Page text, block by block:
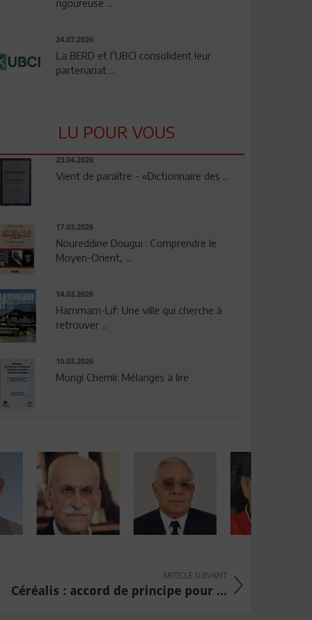
rigoureuse ...
24.07.2026
La BERD et l’UBCI consolident leur
partenariat ...
LU POUR VOUS
23.04.2026
Vient de paraître - «Dictionnaire des ...
17.03.2026
Noureddine Dougui : Comprendre le
Moyen-Orient, ...
14.03.2026
Hammam-Lif: Une ville qui cherche à
retrouver ...
10.03.2026
Mongi Chemli: Mélanges à lire
ARTICLE SUIVANT
Céréalis : accord de principe pour ...